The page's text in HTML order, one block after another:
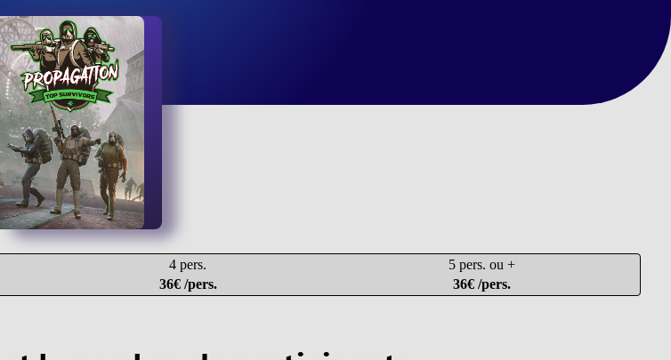
4 pers.
5 pers. ou +
36€ /pers. 36€ /pers.